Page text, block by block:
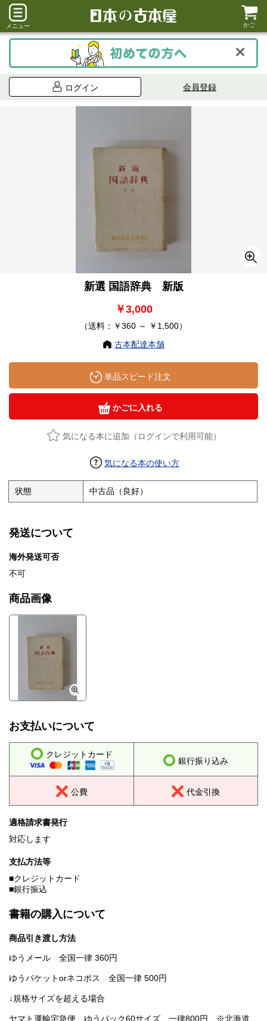
メニュー かご
ログイン 会員登録
新選 国語辞典 新版
￥3,000
（送料：￥360 ～ ￥1,500）
古本配達本舗
単品スピード注文
かごに入れる
気になる本に追加（ログインで利用可能）
気になる本の使い方
状態 中古品（良好）
発送について
海外発送可否
不可
商品画像
お支払いについて
クレジットカード
銀行振り込み
公費 代金引換
適格請求書発行
対応します
支払方法等
■クレジットカード
■銀行振込
書籍の購入について
商品引き渡し方法
ゆうメール 全国一律 360円
ゆうパケットorネコポス 全国一律 500円
↓規格サイズを超える場合
ヤマト運輸宅急便、ゆうパック60サイズ 一律800円 ※北海道、